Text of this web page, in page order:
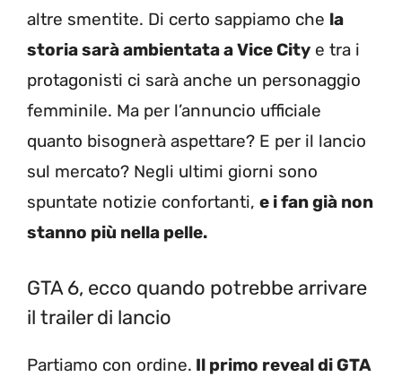
altre smentite. Di certo sappiamo che la
storia sarà ambientata a Vice City e tra i
protagonisti ci sarà anche un personaggio
femminile. Ma per l’annuncio ufficiale
quanto bisognerà aspettare? E per il lancio
sul mercato? Negli ultimi giorni sono
spuntate notizie confortanti, e i fan già non
stanno più nella pelle.
GTA 6, ecco quando potrebbe arrivare
il trailer di lancio
Partiamo con ordine. Il primo reveal di GTA